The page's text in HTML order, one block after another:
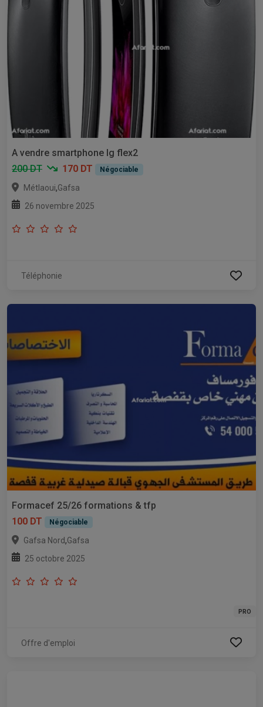
A vendre smartphone lg flex2
200 DT
170 DT Négociable
Métlaoui,Gafsa
26 novembre 2025
Téléphonie
Formacef 25/26 formations & tfp
100 DT
Négociable
Gafsa Nord,Gafsa
25 octobre 2025
PRO
Offre d'emploi